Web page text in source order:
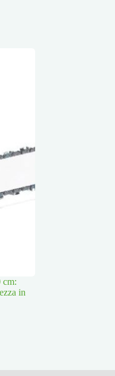
cm:
in